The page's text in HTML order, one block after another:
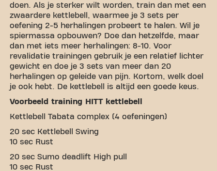
doen. Als je sterker wilt worden, train dan met een
zwaardere kettlebell, waarmee je 3 sets per
oefening 2-5 herhalingen probeert te halen. Wil je
spiermassa opbouwen? Doe dan hetzelfde, maar
dan met iets meer herhalingen: 8-10. Voor
revalidatie trainingen gebruik je een relatief lichter
gewicht en doe je 3 sets van meer dan 20
herhalingen op geleide van pijn. Kortom, welk doel
je ook hebt. De kettlebell is altijd een goede keus.
Voorbeeld training HITT kettlebell
Kettlebell Tabata complex (4 oefeningen)
20 sec Kettlebell Swing
10 sec Rust
20 sec Sumo deadlift High pull
10 sec Rust